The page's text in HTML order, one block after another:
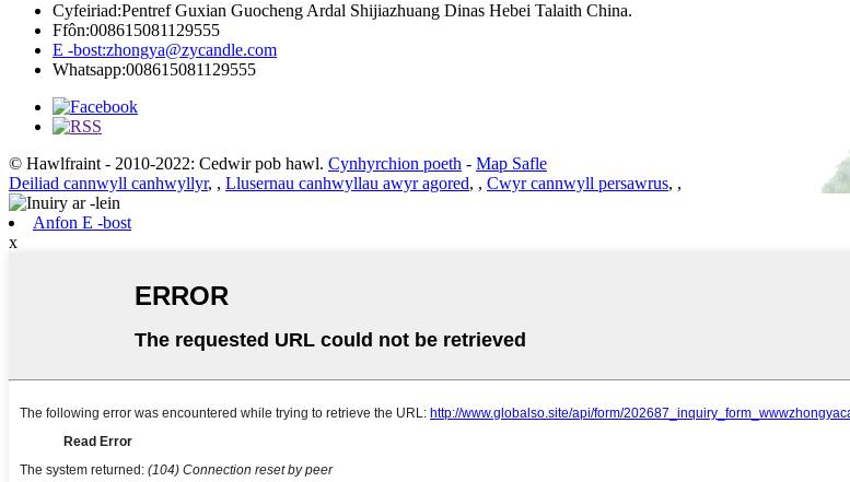
Cyfeiriad:Pentref Guxian Guocheng Ardal Shijiazhuang Dinas Hebei Talaith China.
Ffôn:008615081129555
E -bost:zhongya@zycandle.com
Whatsapp:008615081129555
© Hawlfraint - 2010-2022: Cedwir pob hawl. Cynhyrchion poeth - Map Safle
Deiliad cannwyll canhwyllyr, , Llusernau canhwyllau awyr agored, , Cwyr cannwyll persawrus, ,
Anfon E -bost
x